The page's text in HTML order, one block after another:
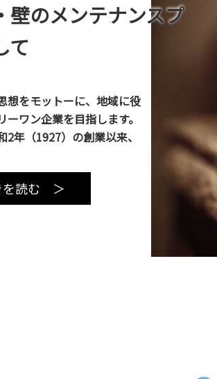
壁のメンテナンスプ
て
想をモットーに、地域に役
ーワン企業を目指します。
2年（1927）の創業以来、
を読む ＞